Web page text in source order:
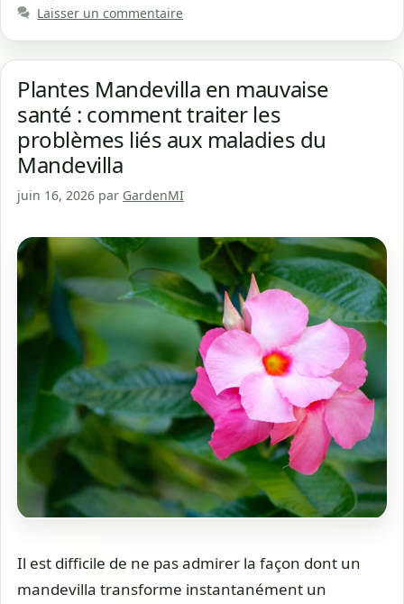
Laisser un commentaire
Plantes Mandevilla en mauvaise
santé : comment traiter les
problèmes liés aux maladies du
Mandevilla
juin 16, 2026 par GardenMI
Il est difficile de ne pas admirer la façon dont un
mandevilla transforme instantanément un